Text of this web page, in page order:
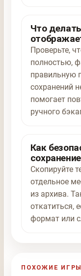
Что
Проверьте,
полностью,
правильную
сохранений
помогает
ручного
Как
Скопируйте
отдельное
из архива.
откатиться,
формат или
ПОХОЖИЕ ИГРЫ